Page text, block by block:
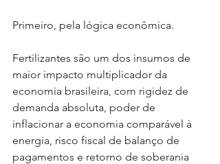
Primeiro, pela lógica econômica.
Fertilizantes são um dos insumos de
maior impacto multiplicador da
economia brasileira, com rigidez de
demanda absoluta, poder de
inflacionar a economia comparável à
energia, risco fiscal de balanço de
pagamentos e retorno de soberania